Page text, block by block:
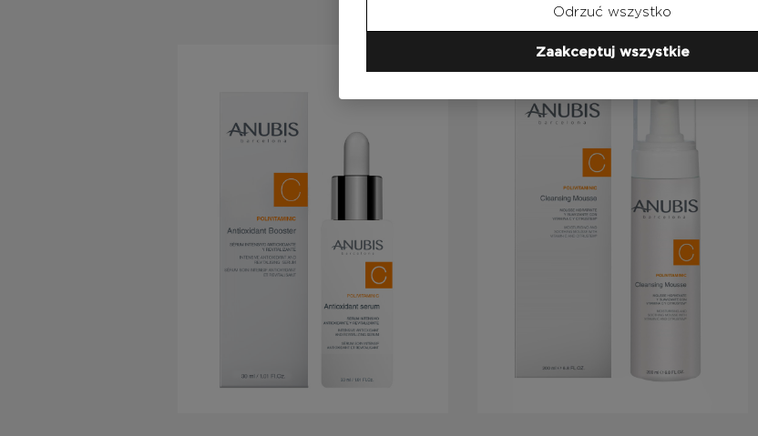
Odrzuć wszystko
Zaakceptuj wszystkie